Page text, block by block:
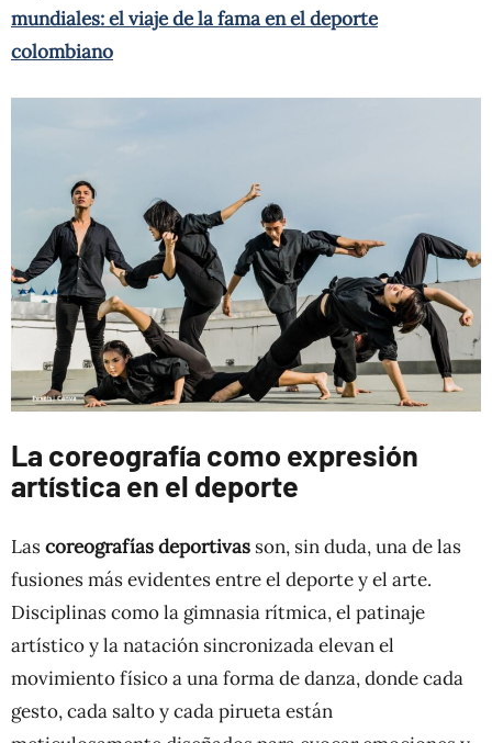
mundiales: el viaje de la fama en el deporte
colombiano
La coreografía como expresión
artística en el deporte
Lascoreografías deportivas son, sin duda, una de las
fusiones más evidentes entre el deporte y el arte.
Disciplinas como la gimnasia rítmica, el patinaje
artístico y la natación sincronizada elevan el
movimiento físico a una forma de danza, donde cada
gesto, cada salto y cada pirueta están